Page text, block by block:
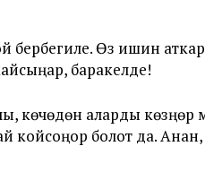
Өз ишин аткара
баракелде!
көчөдөн аларды
болот да.